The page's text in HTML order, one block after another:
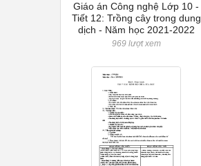
Giáo án Công nghệ Lớp 10 -
Tiết 12: Trồng cây trong dung
dịch - Năm học 2021-2022
969 lượt xem